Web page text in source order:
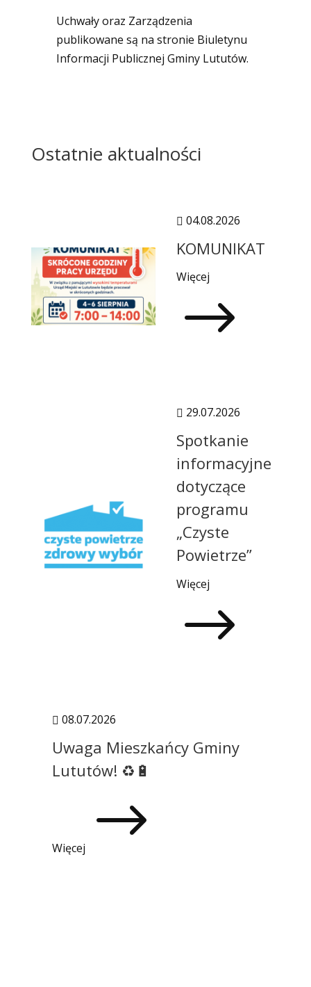
Uchwały oraz Zarządzenia
publikowane są na stronie Biuletynu
Informacji Publicznej Gminy Lututów.
Ostatnie aktualności
 04.08.2026
KOMUNIKAT
Więcej
$
 29.07.2026
Spotkanie
informacyjne
dotyczące
programu
„Czyste
Powietrze”
Więcej
$
 08.07.2026
Uwaga Mieszkańcy Gminy
Lututów! ♻️🔋
Więcej $